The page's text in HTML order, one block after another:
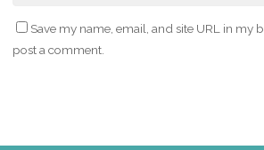
Save my name, email, and site URL in my
post a comment.